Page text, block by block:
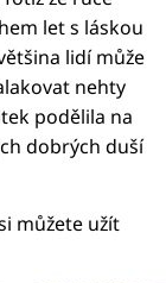
let s láskou
lidí může
nehty
podělila na
dobrých duší
můžete užít